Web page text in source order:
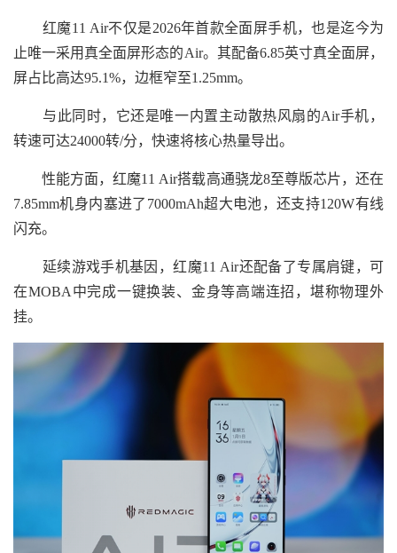
红魔11 Air不仅是2026年首款全面屏手机，也是迄今为
止唯一采用真全面屏形态的Air。其配备6.85英寸真全面屏，
屏占比高达95.1%，边框窄至1.25mm。
与此同时，它还是唯一内置主动散热风扇的Air手机，
转速可达24000转/分，快速将核心热量导出。
性能方面，红魔11 Air搭载高通骁龙8至尊版芯片，还在
7.85mm机身内塞进了7000mAh超大电池，还支持120W有线
闪充。
延续游戏手机基因，红魔11 Air还配备了专属肩键，可
在MOBA中完成一键换装、金身等高端连招，堪称物理外
挂。